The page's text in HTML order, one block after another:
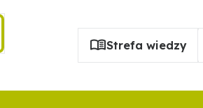
Strefa wiedzy